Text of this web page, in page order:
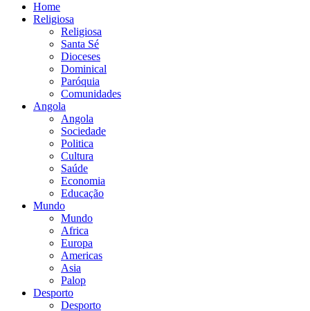
Home
Religiosa
Religiosa
Santa Sé
Dioceses
Dominical
Paróquia
Comunidades
Angola
Angola
Sociedade
Politica
Cultura
Saúde
Economia
Educação
Mundo
Mundo
Africa
Europa
Americas
Asia
Palop
Desporto
Desporto